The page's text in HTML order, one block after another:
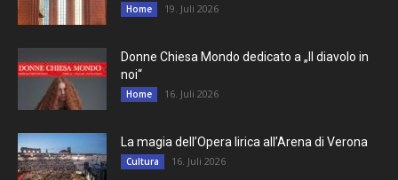
Home 19. Juli 2026
Donne Chiesa Mondo dedicato a „Il diavolo in
noi“
Home 16. Juli 2026
La magia dell’Opera lirica all’Arena di Verona
Cultura 16. Juli 2026